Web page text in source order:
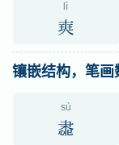
lì
㻎
镶嵌结构，笔
sù
䏋